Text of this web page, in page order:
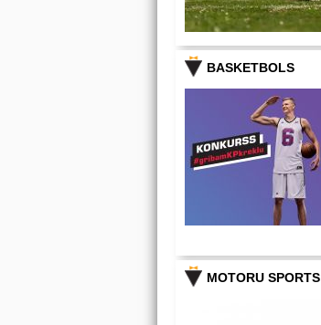
BASKETBOLS
MOTORU SPORTS